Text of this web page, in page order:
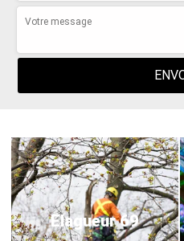
Elagueur 69